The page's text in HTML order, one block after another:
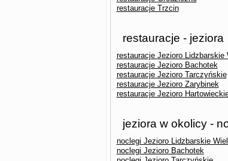
restauracje Trzcin
restauracje - jeziora
restauracje Jezioro Lidzbarskie
restauracje Jezioro Bachotek
restauracje Jezioro Tarczyńskie
restauracje Jezioro Zarybinek
restauracje Jezioro
jeziora w okolicy -
noclegi Jezioro Lidzbarskie
noclegi Jezioro Bachotek